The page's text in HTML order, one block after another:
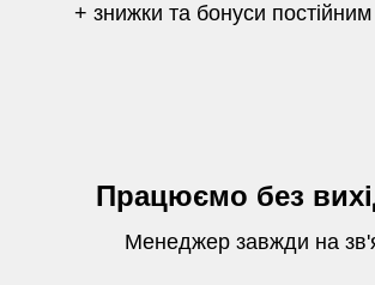
+ знижки та бонуси постійним
Працюємо без
Менеджер завжди на